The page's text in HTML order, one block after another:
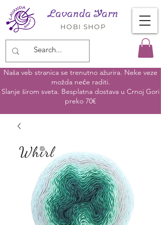
Lavanda Yarn
HOBI SHOP
Naša veb stranica se trenutno ažurira. Neke veze
možda neće raditi.
Slanje širom sveta. Besplatna dostava u Crnoj Gori
preko 70€